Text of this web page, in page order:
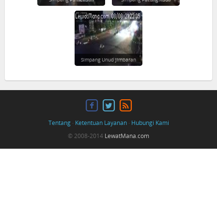
Simpang Unud Jimbaran
Tentang· Ketentuan Layanan· Hubungi Kami
© 2008-2014 LewatMana.com